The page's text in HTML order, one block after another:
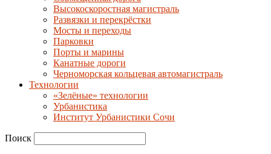
Высокоскоростная магистраль
Развязки и перекрёстки
Мосты и переходы
Парковки
Порты и марины
Канатные дороги
Черноморская кольцевая автомагистраль
Технологии
«Зелёные» технологии
Урбанистика
Институт Урбанистики Сочи
Поиск